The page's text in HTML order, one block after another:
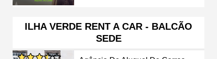
ILHA VERDE RENT A CAR - BALCÃO
SEDE